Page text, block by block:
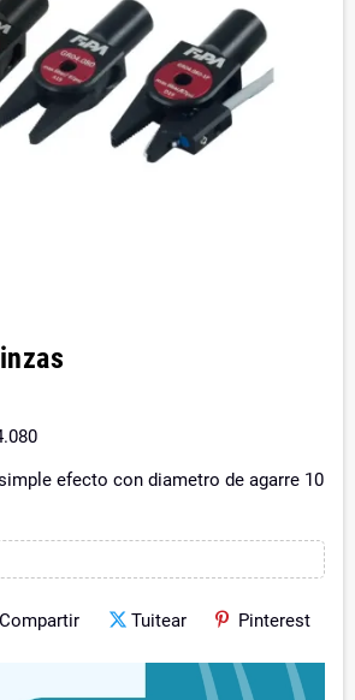
efecto con diametro de agarre 10
Compartir Tuitear Pinterest